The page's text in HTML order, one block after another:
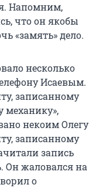
Напомним,
что он якобы
«замять» дело.
несколько
Исаевым.
записанному
механику»,
некоим Олегу
записанному
запись
Он жаловался на
о